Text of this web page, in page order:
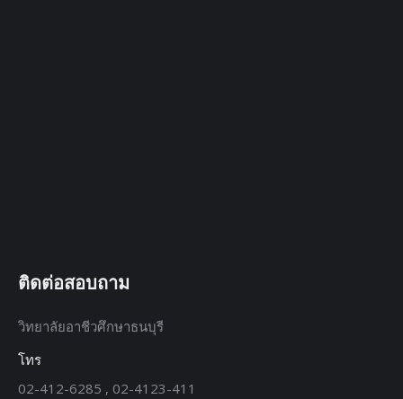
ติดต่อสอบถาม
วิทยาลัยอาชีวศึกษาธนบุรี
โทร
02-412-6285 , 02-4123-411